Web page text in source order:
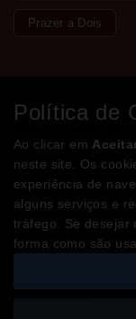
Prazer a Dois
Facebook
Política de
Ao clicar em
neste site. Os
experiência de
alguns serviços e
tráfego. Se desejar
forma como são